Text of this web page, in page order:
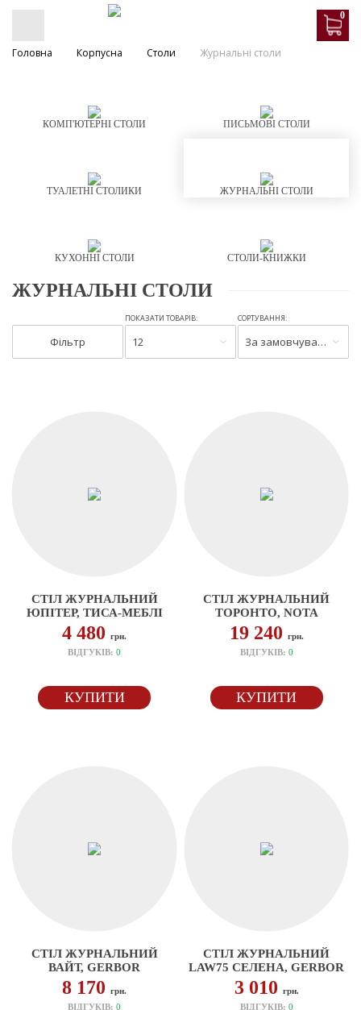
0
Головна Корпусна Столи Журнальні столи
КОМП'ЮТЕРНІ СТОЛИ ПИСЬМОВІ СТОЛИ
ТУАЛЕТНІ СТОЛИКИ ЖУРНАЛЬНІ СТОЛИ
КУХОННІ СТОЛИ СТОЛИ-КНИЖКИ
ЖУРНАЛЬНІ СТОЛИ
Фільтр
ПОКАЗАТИ ТОВАРІВ:
12
СОРТУВАННЯ:
За замовчуванням
СТІЛ ЖУРНАЛЬНИЙ
ЮПІТЕР, ТИСА-МЕБЛІ
4 480грн.
ВІДГУКІВ:0
КУПИТИ
СТІЛ ЖУРНАЛЬНИЙ
ТОРОНТО, NOTA
19 240 грн.
ВІДГУКІВ: 0
КУПИТИ
СТІЛ ЖУРНАЛЬНИЙ
ВАЙТ, GERBOR
8 170грн.
ВІДГУКІВ:0
СТІЛ ЖУРНАЛЬНИЙ
LAW75 СЕЛЕНА, GERBOR
3 010 грн.
ВІДГУКІВ: 0